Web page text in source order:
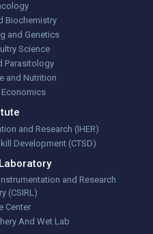
Biochemistry
and Genetics
Science
Parasitology
and Nutrition
and Research (IHER)
Development (CTSD)
and Research
(CSIRL)
Center
And Wet Lab